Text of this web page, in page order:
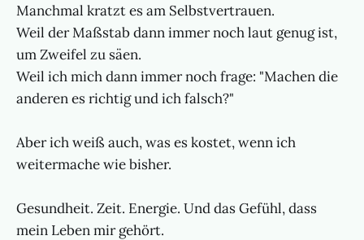
Manchmal kratzt es am Selbstvertrauen.
Weil der Maßstab dann immer noch laut genug ist,
um Zweifel zu säen.
Weil ich mich dann immer noch frage: "Machen die
anderen es richtig und ich falsch?"
Aber ich weiß auch, was es kostet, wenn ich
weitermache wie bisher.
Gesundheit. Zeit. Energie. Und das Gefühl, dass
mein Leben mir gehört.